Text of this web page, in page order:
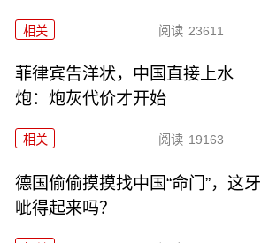
相关 阅读 23611
菲律宾告洋状，中国直接上水
炮：炮灰代价才开始
相关 阅读 19163
德国偷偷摸摸找中国“命门”，这牙
呲得起来吗？